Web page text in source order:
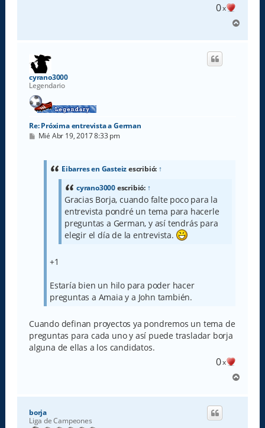
0x
r
cyrano3000
Legendario
Re: Próxima entrevista a German
M
Mié Abr 19, 2017 8:33 pm
Eibarres en Gasteizescribió: ↑
cyrano3000escribió: ↑
Gracias Borja, cuando falte poco para la
entrevista pondré un tema para hacerle
preguntas a German, y así tendrás para
elegir el día de la entrevista.
+1
Estaría bien un hilo para poder hacer
preguntas a Amaia y a John también.
Cuando definan proyectos ya pondremos un tema de
preguntas para cada uno y así puede trasladar borja
alguna de ellas a los candidatos.
0x
r
borja
Liga de Campeones